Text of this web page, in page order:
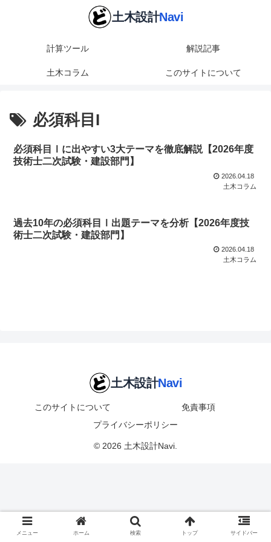
計算ツール 解説記事
土木コラム このサイトについて
必須科目I
必須科目Ⅰに出やすい3大テーマを徹底解説【2026年度
技術士二次試験・建設部門】
2026.04.18
土木コラム
過去10年の必須科目Ⅰ出題テーマを分析【2026年度技
術士二次試験・建設部門】
2026.04.18
土木コラム
このサイトについて
免責事項
プライバシーポリシー
© 2026 土木設計Navi.
メニュー ホーム 検索 トップ サイドバー